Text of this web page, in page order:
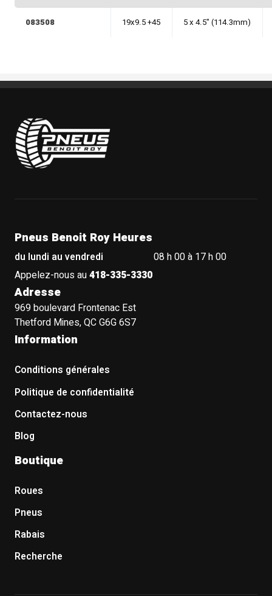
083508 19x9.5 +45 5 x 4.5" (114.3mm)
Pneus Benoit Roy
Pneus Benoit Roy Heures
du lundi au vendredi
08 h 00 à 17 h 00
Appelez-nous au418-335-3330
Adresse
969 boulevard Frontenac Est
Thetford Mines, QC G6G 6S7
Information
Conditions générales
Politique de confidentialité
Contactez-nous
Blog
Boutique
Roues
Pneus
Rabais
Recherche